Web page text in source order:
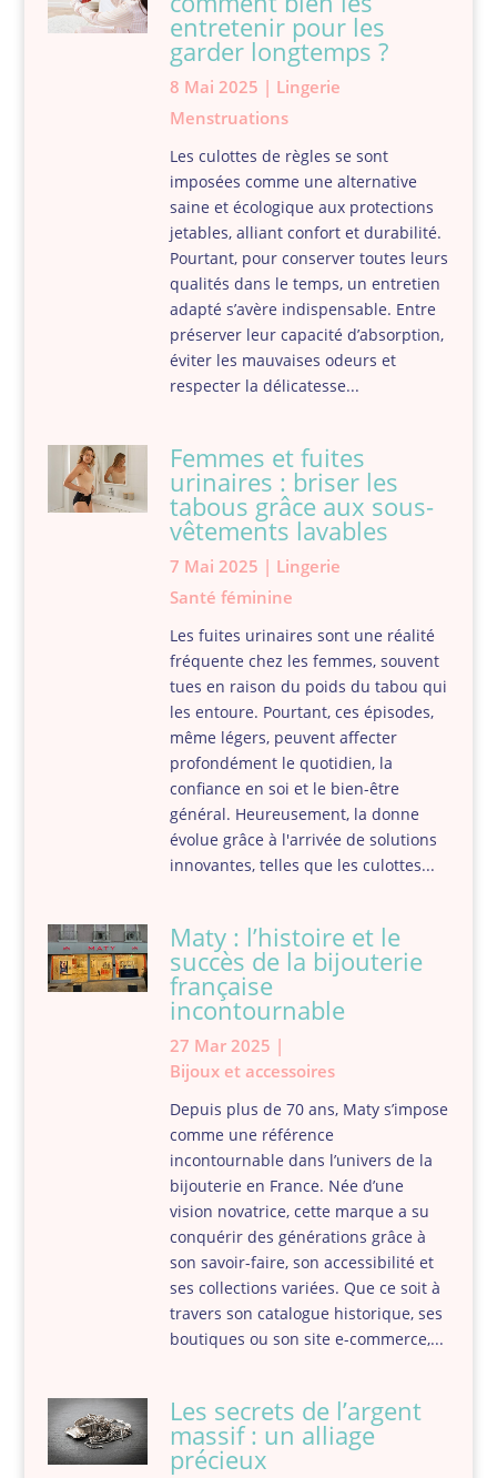
entretenir pour les
garder longtemps ?
8 Mai 2025 | Lingerie
Menstruations
Les culottes de règles se sont
imposées comme une alternative
saine et écologique aux protections
jetables, alliant confort et durabilité.
Pourtant, pour conserver toutes leurs
qualités dans le temps, un entretien
adapté s’avère indispensable. Entre
préserver leur capacité d’absorption,
éviter les mauvaises odeurs et
respecter la délicatesse...
Femmes et fuites
urinaires : briser les
tabous grâce aux sous-
vêtements lavables
7 Mai 2025 | Lingerie
Santé féminine
Les fuites urinaires sont une réalité
fréquente chez les femmes, souvent
tues en raison du poids du tabou qui
les entoure. Pourtant, ces épisodes,
même légers, peuvent affecter
profondément le quotidien, la
confiance en soi et le bien-être
général. Heureusement, la donne
évolue grâce à l'arrivée de solutions
innovantes, telles que les culottes...
Maty : l’histoire et le
succès de la bijouterie
française
incontournable
27 Mar 2025 |
Bijoux et accessoires
Depuis plus de 70 ans, Maty s’impose
comme une référence
incontournable dans l’univers de la
bijouterie en France. Née d’une
vision novatrice, cette marque a su
conquérir des générations grâce à
son savoir-faire, son accessibilité et
ses collections variées. Que ce soit à
travers son catalogue historique, ses
boutiques ou son site e-commerce,...
Les secrets de l’argent
massif : un alliage
précieux